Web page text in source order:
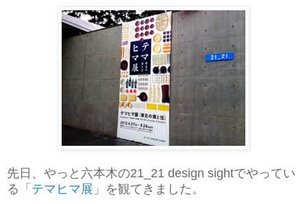
先日、やっと六本木の21_21 design sightでやってい
る「 テマヒマ展 」を観てきました。